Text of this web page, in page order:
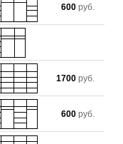
600 руб.
1700 руб.
600 руб.